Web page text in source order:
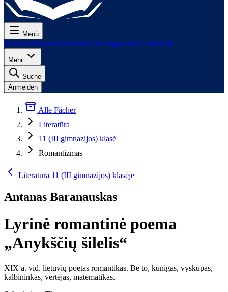
Menü
Preise Lektionen Tests Für Prüfungen Für Lehrkräfte
Mehr
Suche
Anmelden
Alle Fächer
Literatūra
11 (III gimnazijos) klasė
Romantizmas
Literatūra 11 (III gimnazijos) klasėje
Antanas Baranauskas
Lyrinė romantinė poema
„Anykščių šilelis“
XIX a. vid. lietuvių poetas romantikas. Be to, kunigas, vyskupas,
kalbininkas, vertėjas, matematikas.